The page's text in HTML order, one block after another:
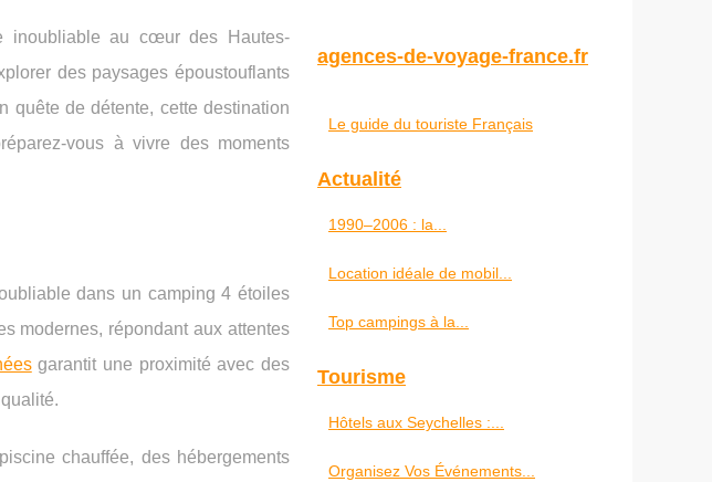
inoubliable au cœur des Hautes-
des paysages époustouflants
quête de détente, cette destination
vous à vivre des moments
dans un camping 4 étoiles
modernes, répondant aux attentes
garantit une proximité avec des
chauffée, des hébergements
agences-de-voyage-france.fr
Le guide du touriste Français
Actualité
1990–2006 : la...
Location idéale de mobil...
Top campings à la...
Tourisme
Hôtels aux Seychelles :...
Organisez Vos Événements...